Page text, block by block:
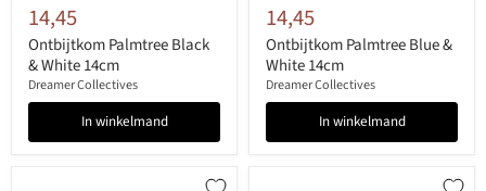
14,45
Ontbijtkom Palmtree Black
& White 14cm
Dreamer Collectives
In winkelmand
14,45
Ontbijtkom Palmtree Blue &
White 14cm
Dreamer Collectives
In winkelmand